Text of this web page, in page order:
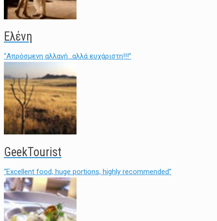
Ελένη
“Απρόσμενη αλλαγή...αλλά ευχάριστη!!!”
GeekTourist
“Excellent food, huge portions, highly recommended”